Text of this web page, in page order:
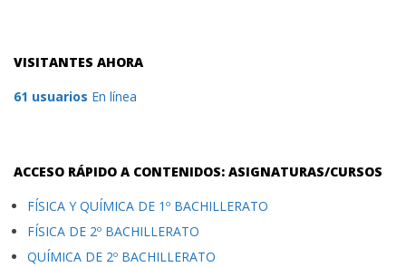
VISITANTES AHORA
61 usuarios En línea
ACCESO RÁPIDO A CONTENIDOS: ASIGNATURAS/CURSOS
FÍSICA Y QUÍMICA DE 1º BACHILLERATO
FÍSICA DE 2º BACHILLERATO
QUÍMICA DE 2º BACHILLERATO